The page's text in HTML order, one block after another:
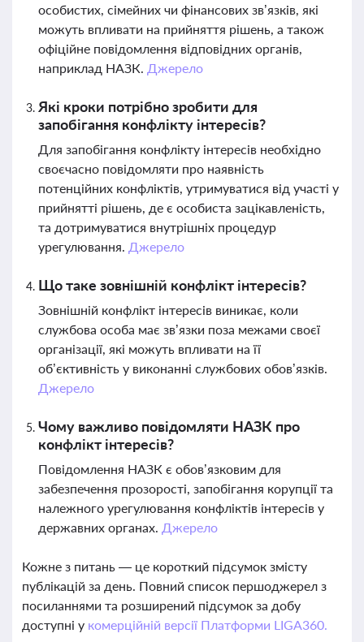
особистих, сімейних чи фінансових зв’язків, які
можуть впливати на прийняття рішень, а також
офіційне повідомлення відповідних органів,
наприклад НАЗК. Джерело
Які кроки потрібно зробити для
запобігання конфлікту інтересів?
Для запобігання конфлікту інтересів необхідно
своєчасно повідомляти про наявність
потенційних конфліктів, утримуватися від участі у
прийнятті рішень, де є особиста зацікавленість,
та дотримуватися внутрішніх процедур
урегулювання. Джерело
Що таке зовнішній конфлікт інтересів?
Зовнішній конфлікт інтересів виникає, коли
службова особа має зв’язки поза межами своєї
організації, які можуть впливати на її
об’єктивність у виконанні службових обов’язків.
Джерело
Чому важливо повідомляти НАЗК про
конфлікт інтересів?
Повідомлення НАЗК є обов’язковим для
забезпечення прозорості, запобігання корупції та
належного урегулювання конфліктів інтересів у
державних органах. Джерело
Кожне з питань — це короткий підсумок змісту
публікацій за день. Повний список першоджерел з
посиланнями та розширений підсумок за добу
доступні у комерційній версії Платформи LIGA360.